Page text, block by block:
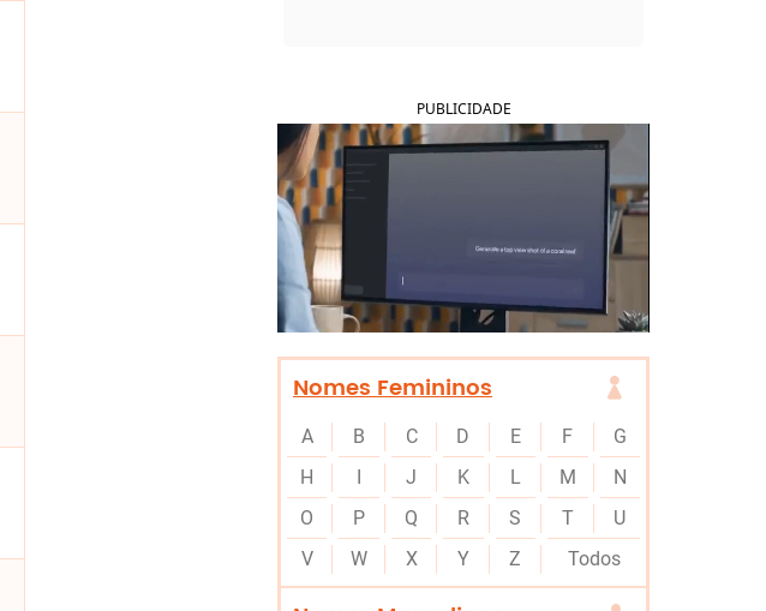
PUBLICIDADE
Nomes Femininos
A B C D E F
G
H
I J K L M
N
O
P Q R S T
U
V
W X Y Z Todos